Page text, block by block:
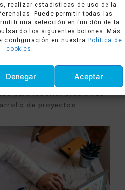
realizar estadísticas de uso de la
Puede permitir todas las
una selección en función de la
los siguientes botones. Más
configuración en nuestra
Política de
cookies .
Aceptar
Denegar
por el docente.
a movilizar
de aprendizaje en
a aplicar lo aprendido
para resolver problemas
de proyectos.